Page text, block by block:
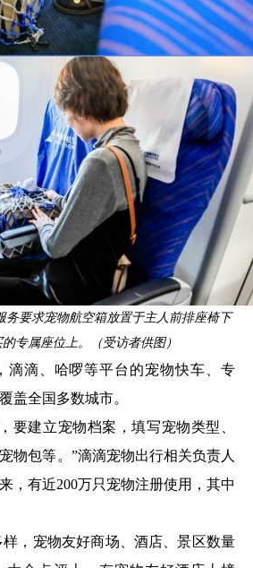
务要求宠物航空箱放置于主人前排座椅下
专属座位上。（受访者供图）
滴滴、哈啰等平台的宠物快车、专
盖全国多数城市。
要建立宠物档案，填写宠物类型、
物包等。”滴滴宠物出行相关负责人
，有近200万只宠物注册使用，其中
，宠物友好商场、酒店、景区数量